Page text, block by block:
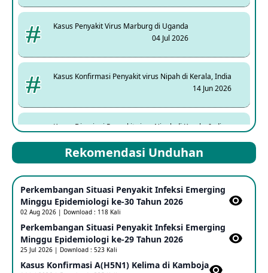
Kasus Penyakit Virus Marburg di Uganda
04 Jul 2026
Kasus Konfirmasi Penyakit virus Nipah di Kerala, India
14 Jun 2026
Kasus Dicurigai Penyakit virus Nipah di Kerala, India
Mpox Clade 1b di Taiwan
25 May 2026
Update Informasi PHEIC Penyakit Ebola
23 May 2026
Rekomendasi Unduhan
Perkembangan Situasi Penyakit Infeksi Emerging
Minggu Epidemiologi ke-30 Tahun 2026
02 Aug 2026 | Download : 118 Kali
Perkembangan Situasi Penyakit Infeksi Emerging
Minggu Epidemiologi ke-29 Tahun 2026
25 Jul 2026 | Download : 523 Kali
Kasus Konfirmasi A(H5N1) Kelima di Kamboja​